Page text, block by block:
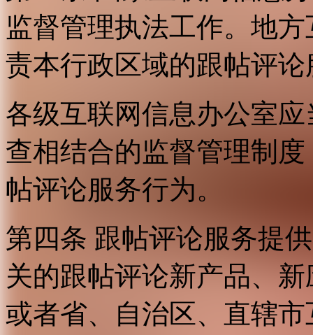
监督管理执法工作。地
责本行政区域的跟帖评
各级互联网信息办公室
查相结合的监督管理制
帖评论服务行为。
第四条 跟帖评论服务提
关的跟帖评论新产品、
或者省、自治区、直辖